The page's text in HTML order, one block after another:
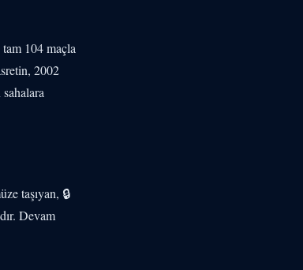
104 maçla
2002
taşıyan, 🔒
Devam